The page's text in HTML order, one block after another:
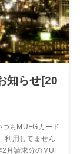
知らせ[20
つもMUFGカード
利用してません
月請求分のMUF